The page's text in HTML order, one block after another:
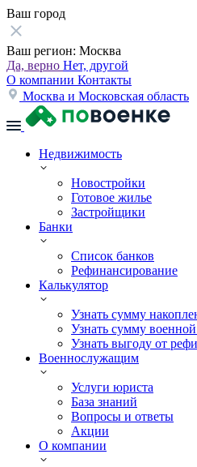
Ваш город
Ваш регион: Москва
Да, верно Нет, другой
О компании Контакты
Москва и Московская область
Недвижимость
Новостройки
Готовое жилье
Застройщики
Банки
Список банков
Рефинансирование
Калькулятор
Узнать сумму
Узнать сумму
Узнать выгоду от
Военнослужащим
Услуги юриста
База знаний
Вопросы и ответы
Акции
О компании